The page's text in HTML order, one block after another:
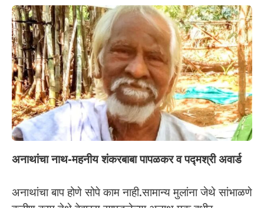
अनाथांचा नाथ-महनीय शंकरबाबा पापळकर व पद्मश्री अवार्ड
अनाथांचा बाप होणे सोपे काम नाही.सामान्य मुलांना जेथे सांभाळणे